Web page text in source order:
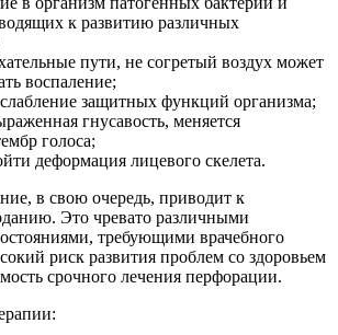
к развитию различных
пути, не согретый воздух может
воспаление;
защитных функций организма;
гнусавость, меняется
голоса;
деформация лицевого скелета.
в свою очередь, приводит к
Это чревато различными
требующими врачебного
риск развития проблем со здоровьем
срочного лечения перфорации.